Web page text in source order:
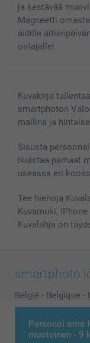
Personoi oma
muotoinen - 9
ja kestävää
Magneetti
äidille
ostajalle!
Kuvakirja
smartphoton
mallina ja
Sisusta
ikuistaa parhaat
useassa eri
Tee hienoja
Kuvamuki,
Kuvalahja on
smartphoto
België - Belgique -
Switzerland -
Other Countries